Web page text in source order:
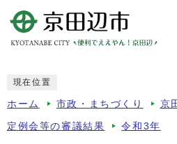
現在位置
ホーム 市政・まちづくり 京
定例会等の審議結果 令和3年